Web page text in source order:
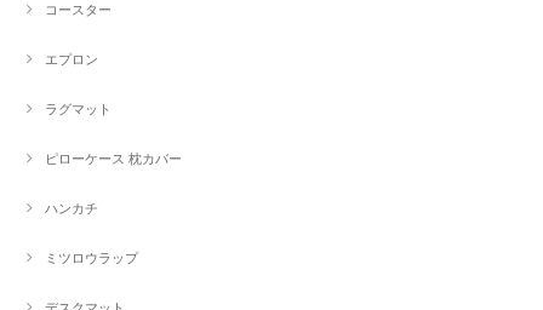
コースター
エプロン
ラグマット
ピローケース 枕カバー
ハンカチ
ミツロウラップ